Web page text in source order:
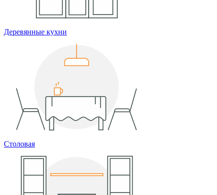
Деревянные кухни
Столовая